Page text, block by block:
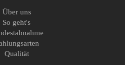
Über uns
So geht's
Qualität